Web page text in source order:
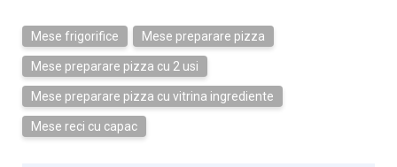
Mese frigorifice Mese preparare pizza
Mese preparare pizza cu 2 usi
Mese preparare pizza cu vitrina ingrediente
Mese reci cu capac